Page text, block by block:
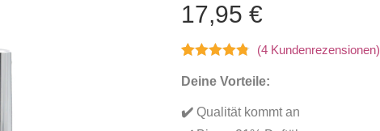
17,95 €
4.75von 5,
auf
(4 Kundenrezensionen)
Deine Vorteile:
✔ Qualität kommt an